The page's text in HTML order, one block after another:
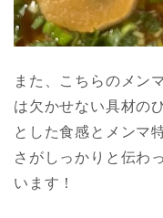
また、こちらのメン
は欠かせない具材の
とした食感とメンマ
さがしっかりと伝わ
います！